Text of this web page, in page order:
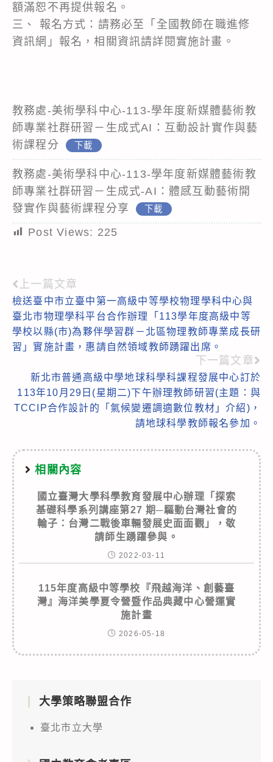
額滿恕不再提供報名。
三、 報名方式：請務必至「全國教師在職進修
資訊網」報名，相關資訊請詳閱實施計畫。
教務處-美術學科中心-113-學年度新媒體藝術教
師專業社群研習－生成式AI：互動設計實作與藝
術課程分
下載
教務處-美術學科中心-113-學年度新媒體藝術教
師專業社群研習－生成式-AI：體感互動藝術開
發實作與藝術課程分享
下載
Post Views: 225
Read
more
articles
上一篇文章
檢送臺中市立臺中第一高級中等學校物理學科中心與
臺北市物理學科平台合作辦理「113學年度高級中等
學校以縣(市)為夥伴學習群－北區物理教師專業成長研
習」實施計畫，惠請自然領域教師踴躍出席。
下一篇文章
新北市普通高級中學地球科學科課程發展中心訂於
113年10月29日(星期二)下午辦理教師研習(主題：與
TCCIP合作設計的「氣候變遷調適數位教材」介紹)，
請地球科學教師報名參加。
相關內容
國立臺灣大學科學教育發展中心辦理「探索
基礎科學系列講座第27 期─驅動台灣社會的
輪子：台灣二戰後車輛發展史面面觀」，敬
請師生踴躍參與。
2022-03-11
115年度高級中等學校『飛越海洋、創藝臺
灣』海洋美學夏令營暨作品典藏中心營運實
施計畫
2026-05-18
大學策略聯盟合作
臺北市立大學